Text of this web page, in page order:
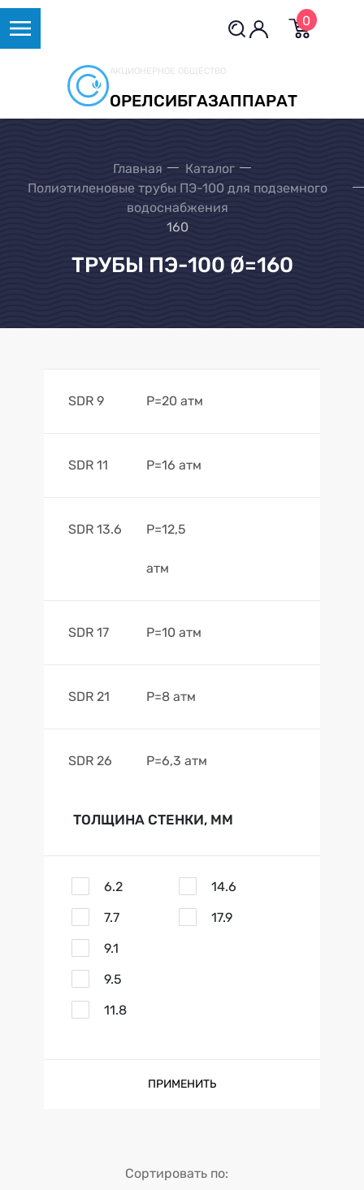
0
АКЦИОНЕРНОЕ ОБЩЕСТВО
ОРЕЛСИБГАЗАППАРАТ
Главная
Каталог
Полиэтиленовые трубы ПЭ-100 для подземного
водоснабжения
160
ТРУБЫ ПЭ-100 Ø=160
SDR 9 Р=20 атм
SDR 11 Р=16 атм
SDR 13.6 Р=12,5
атм
SDR 17 Р=10 атм
SDR 21 Р=8 атм
SDR 26 Р=6,3 атм
ТОЛЩИНА СТЕНКИ, ММ
6.2
7.7
9.1
9.5
11.8
14.6
17.9
ПРИМЕНИТЬ
Сортировать по: